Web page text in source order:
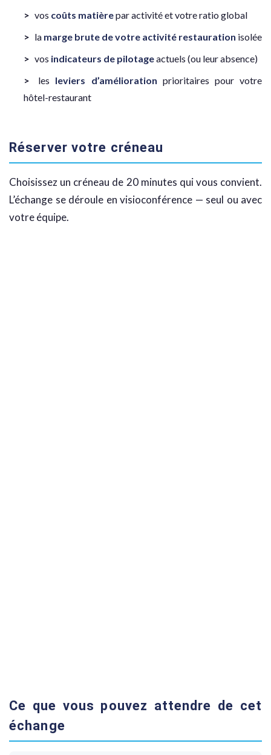
vos coûts matièrepar activité et votre ratio global
la marge brute de votre activité restauration isolée
vos indicateurs de pilotageactuels (ou leur absence)
les leviers d’amélioration prioritaires pour votre
hôtel-restaurant
Réserver votre créneau
Choisissez un créneau de 20 minutes qui vous convient.
L’échange se déroule en visioconférence — seul ou avec
votre équipe.
Ce que vous pouvez attendre de cet
échange